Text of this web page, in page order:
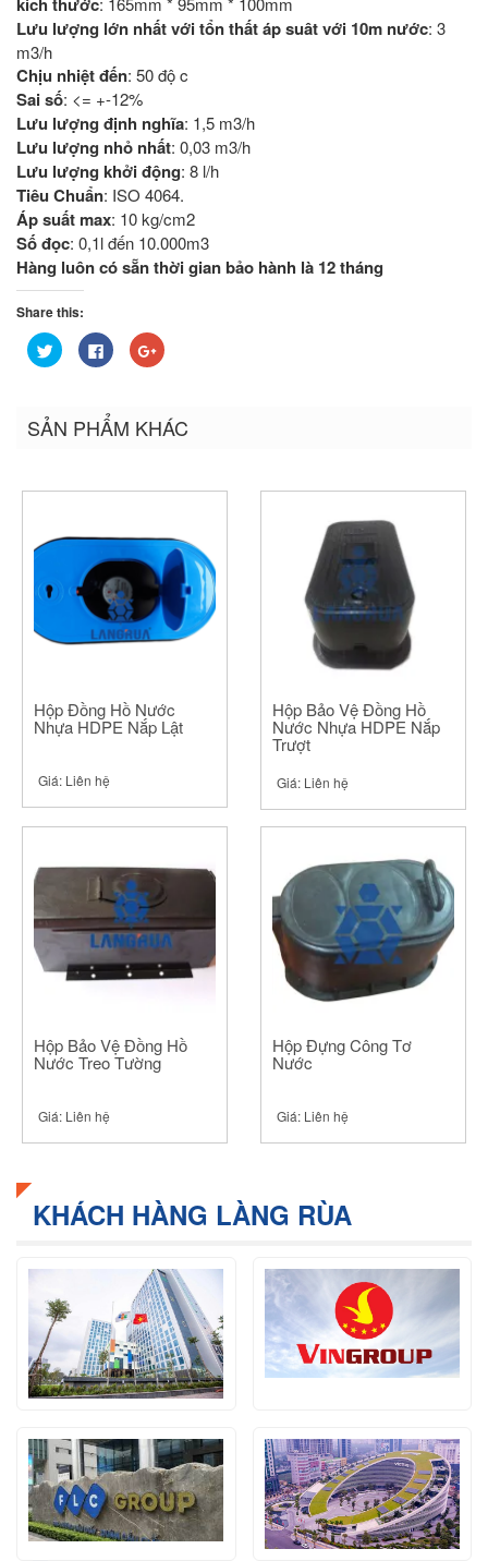
Lưu lượng lớn nhất với tổn thất áp suât với 10m nước: 3
m3/h
Chịu nhiệt đến: 50 độ c
Sai số: <= +-12%
Lưu lượng định nghĩa: 1,5 m3/h
Lưu lượng nhỏ nhất: 0,03 m3/h
Lưu lượng khởi động: 8 l/h
Tiêu Chuẩn: ISO 4064.
Áp suất max: 10 kg/cm2
Số đọc: 0,1l đến 10.000m3
Hàng luôn có sẵn thời gian bảo hành là 12 tháng
Share this:
Bấm
để
(Opens
in
Nhấn
vào
Facebook
(Opens
in
Bấm
để
(Opens
in
SẢN PHẨM KHÁC
Hộp Đồng Hồ Nước
Nhựa HDPE Nắp Lật
Giá: Liên hệ
Hộp Bảo Vệ Đồng Hồ
Nước Nhựa HDPE Nắp
Trượt
Giá: Liên hệ
Hộp Bảo Vệ Đồng Hồ
Nước Treo Tường
Giá: Liên hệ
Hộp Đựng Công Tơ
Nước
Giá: Liên hệ
KHÁCH HÀNG LÀNG RÙA